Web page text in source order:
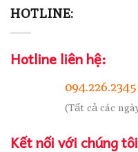
HOTLINE:
Hotline liên hệ:
094.226.2345
(Tất cả các
Kết nối với chúng tôi